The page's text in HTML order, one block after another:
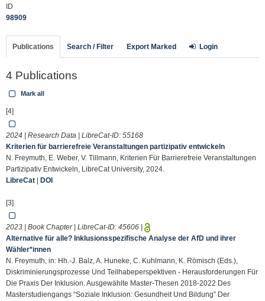
ID
98909
Publications Search / Filter Export Marked Login
4 Publications
Mark all
[4]
2024 | Research Data | LibreCat-ID: 55168
Kriterien für barrierefreie Veranstaltungen partizipativ entwickeln
N. Freymuth, E. Weber, V. Tillmann, Kriterien Für Barrierefreie Veranstaltungen
Partizipativ Entwickeln, LibreCat University, 2024.
LibreCat
DOI
[3]
2023 | Book Chapter | LibreCat-ID: 45606
Alternative für alle? Inklusionsspezifische Analyse der AfD und ihrer
Wähler*innen
N. Freymuth, in: Hh.-J. Balz, A. Huneke, C. Kuhlmann, K. Römisch (Eds.),
Diskriminierungsprozesse Und Teilhabeperspektiven - Herausforderungen Für
Die Praxis Der Inklusion. Ausgewählte Master-Thesen 2018-2022 Des
Masterstudiengangs “Soziale Inklusion: Gesundheit Und Bildung” Der